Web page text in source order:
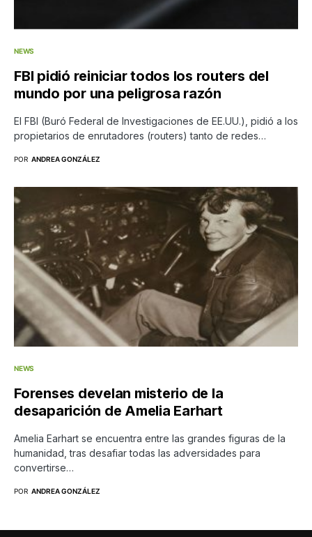
NEWS
FBI pidió reiniciar todos los routers del
mundo por una peligrosa razón
El FBI (Buró Federal de Investigaciones de EE.UU.), pidió a los
propietarios de enrutadores (routers) tanto de redes…
POR ANDREA GONZÁLEZ
NEWS
Forenses develan misterio de la
desaparición de Amelia Earhart
Amelia Earhart se encuentra entre las grandes figuras de la
humanidad, tras desafiar todas las adversidades para
convertirse…
POR ANDREA GONZÁLEZ